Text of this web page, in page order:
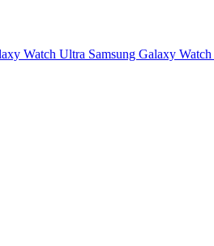
Watch Ultra Samsung Galaxy